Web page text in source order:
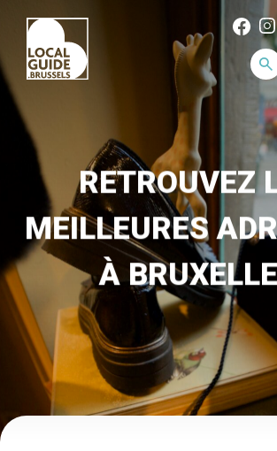
RETROUVEZ
MEILLEURES
À